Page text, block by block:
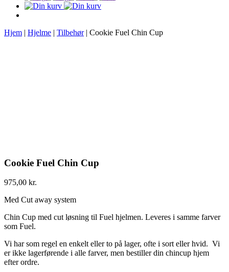
Hjem | Hjelme | Tilbehør| Cookie Fuel Chin Cup
Cookie Fuel Chin Cup
975,00 kr.
Med Cut away system
Chin Cup med cut løsning til Fuel hjelmen. Leveres i samme farver
som Fuel.
Vi har som regel en enkelt eller to på lager, ofte i sort eller hvid. Vi
er ikke lagerførende i alle farver, men bestiller din chincup hjem
efter ordre.